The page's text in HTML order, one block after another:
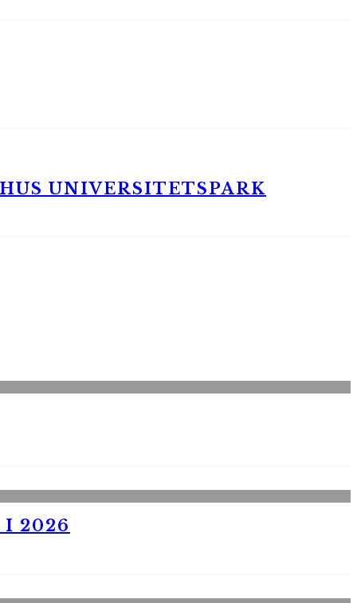
UNIVERSITETSPARK
I 2026